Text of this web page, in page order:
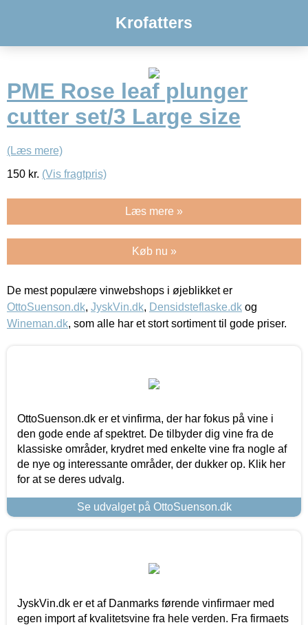
Krofatters
PME Rose leaf plunger
cutter set/3 Large size
(Læs mere)
150 kr. (Vis fragtpris)
Læs mere »
Køb nu »
De mest populære vinwebshops i øjeblikket er
OttoSuenson.dk, JyskVin.dk, Densidsteflaske.dk og
Wineman.dk, som alle har et stort sortiment til gode priser.
OttoSuenson.dk er et vinfirma, der har fokus på vine i
den gode ende af spektret. De tilbyder dig vine fra de
klassiske områder, krydret med enkelte vine fra nogle af
de nye og interessante områder, der dukker op. Klik her
for at se deres udvalg.
Se udvalget på OttoSuenson.dk
JyskVin.dk er et af Danmarks førende vinfirmaer med
egen import af kvalitetsvine fra hele verden. Fra firmaets